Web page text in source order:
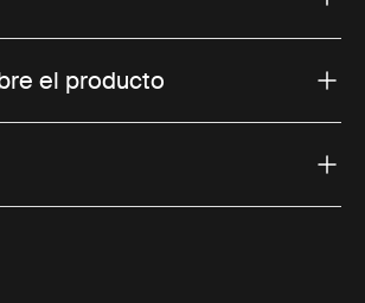
el producto
Facebook (external link)
on Instagram (external link)
Thule on Youtube (external